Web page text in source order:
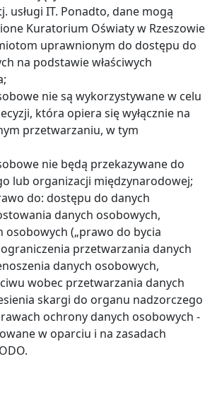
usługi IT. Ponadto, dane mogą
Kuratorium Oświaty w Rzeszowie
uprawnionym do dostępu do
na podstawie właściwych
nie są wykorzystywane w celu
która opiera się wyłącznie na
przetwarzaniu, w tym
nie będą przekazywane do
lub organizacji międzynarodowej;
do: dostępu do danych
danych osobowych,
osobowych („prawo do bycia
przetwarzania danych
danych osobowych,
wobec przetwarzania danych
skargi do organu nadzorczego
ochrony danych osobowych -
w oparciu i na zasadach